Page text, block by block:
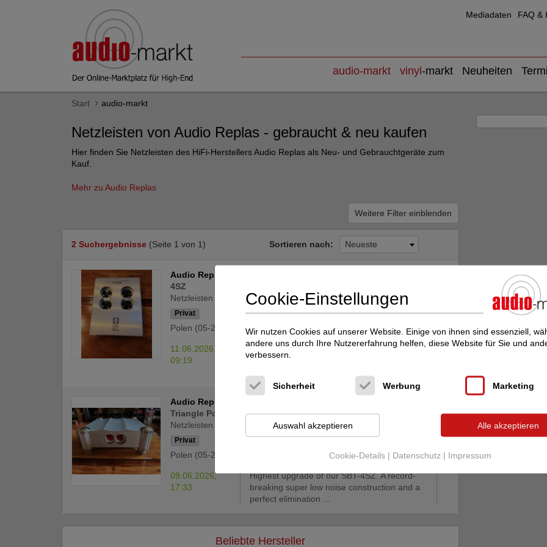
Mediadaten FAQ &
audio-markt vinyl -markt Neuheiten
Start audio-markt
Netzleisten von Audio Replas - gebraucht & neu kaufen
Hier finden Sie Netzleisten des HiFi-Herstellers Audio Replas als Neu- und Gebrauchtgeräte zum
Kauf.
Mehr zu Audio Replas
Weitere Filter einblenden
2 Suchergebnisse (Seite 1 von 1) Sortieren nach: Neueste
Audio Replas
4SZ
Netzleisten
Privat
Polen (05-200)
11.06.2026,
09:19
■Material: A Special Aluminum Alloy of Air Craft
Grade. A Special Alloy powder for noise
Audio Replas
Triangle Power 6 CRIO with Ruten
Netzleisten
Privat
Polen (05-200)
09.06.2026,
17:33
Highest upgrade of our SBT-4SZ. A record-
breaking super low noise construction and a
perfect elimination ...
Beliebte Hersteller
Cookie-Einstellungen
Wir nutzen Cookies auf unserer Website. Einige von ihnen sind essenziell,
andere uns durch Ihre Nutzererfahrung helfen, diese Website für Sie und
verbessern.
Cookie-Details | Datenschutz | Impressum
Sicherheit Werbung Marketing
Auswahl akzeptieren Alle akzeptieren